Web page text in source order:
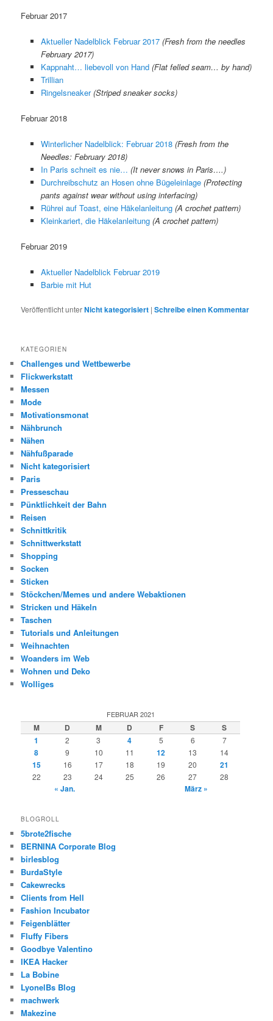
Februar 2017
Aktueller Nadelblick Februar 2017 (Fresh from the needles
February 2017)
Kappnaht… liebevoll von Hand (Flat felled seam… by hand)
Trillian
Ringelsneaker (Striped sneaker socks)
Februar 2018
Winterlicher Nadelblick: Februar 2018 (Fresh from the
Needles: February 2018)
In Paris schneit es nie… (It never snows in Paris….)
Durchreibschutz an Hosen ohne Bügeleinlage (Protecting
pants against wear without using interfacing)
Rührei auf Toast, eine Häkelanleitung (A crochet pattern)
Kleinkariert, die Häkelanleitung (A crochet pattern)
Februar 2019
Aktueller Nadelblick Februar 2019
Barbie mit Hut
Veröffentlicht unterNicht kategorisiert |Schreibe einen Kommentar
KATEGORIEN
Challenges und Wettbewerbe
Flickwerkstatt
Messen
Mode
Motivationsmonat
Nähbrunch
Nähen
Nähfußparade
Nicht kategorisiert
Paris
Presseschau
Pünktlichkeit der Bahn
Reisen
Schnittkritik
Schnittwerkstatt
Shopping
Socken
Sticken
Stöckchen/Memes und andere Webaktionen
Stricken und Häkeln
Taschen
Tutorials und Anleitungen
Weihnachten
Woanders im Web
Wohnen und Deko
Wolliges
FEBRUAR 2021
M D M D F S
S
1
2 3 4 5 6 7
8 9 10 11 12 13 14
15 16 17 18 19 20 21
22 23 24 25 26 27 28
« Jan. März »
BLOGROLL
5brote2fische
BERNINA Corporate Blog
birlesblog
BurdaStyle
Cakewrecks
Clients from Hell
Fashion Incubator
Feigenblätter
Fluffy Fibers
Goodbye Valentino
IKEA Hacker
La Bobine
LyonelBs Blog
machwerk
Makezine